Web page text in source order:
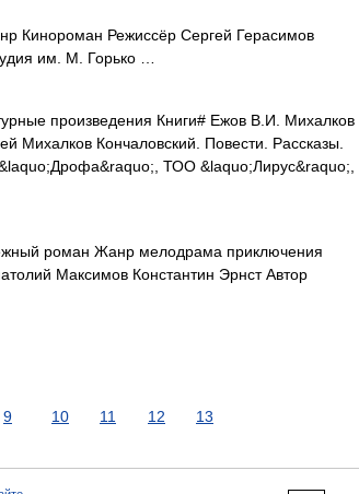
Кинороман Режиссёр Сергей Герасимов
им. М. Горько …
произведения Книги# Ежов В.И. Михалков
Михалков Кончаловский. Повести. Рассказы.
ТОО &laquo;Лирус&raquo;,
роман Жанр мелодрама приключения
Максимов Константин Эрнст Автор
9 10 11 12 13